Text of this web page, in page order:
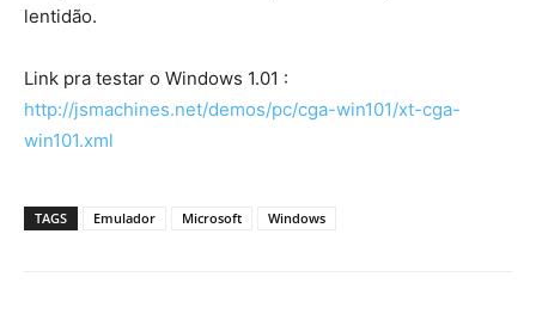
lentidão.
Link pra testar o Windows 1.01 :
http://jsmachines.net/demos/pc/cga-win101/xt-cga-
win101.xml
TAGS Emulador Microsoft Windows